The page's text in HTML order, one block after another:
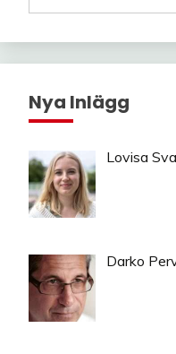
Nya Inlägg
Lovisa
Darko